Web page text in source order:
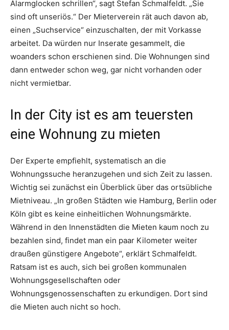
Alarmglocken schrillen“, sagt Stefan Schmalfeldt. „Sie
sind oft unseriös.“ Der Mieterverein rät auch davon ab,
einen „Suchservice“ einzuschalten, der mit Vorkasse
arbeitet. Da würden nur Inserate gesammelt, die
woanders schon erschienen sind. Die Wohnungen sind
dann entweder schon weg, gar nicht vorhanden oder
nicht vermietbar.
In der City ist es am teuersten
eine Wohnung zu mieten
Der Experte empfiehlt, systematisch an die
Wohnungssuche heranzugehen und sich Zeit zu lassen.
Wichtig sei zunächst ein Überblick über das ortsübliche
Mietniveau. „In großen Städten wie Hamburg, Berlin oder
Köln gibt es keine einheitlichen Wohnungsmärkte.
Während in den Innenstädten die Mieten kaum noch zu
bezahlen sind, findet man ein paar Kilometer weiter
draußen günstigere Angebote“, erklärt Schmalfeldt.
Ratsam ist es auch, sich bei großen kommunalen
Wohnungsgesellschaften oder
Wohnungsgenossenschaften zu erkundigen. Dort sind
die Mieten auch nicht so hoch.